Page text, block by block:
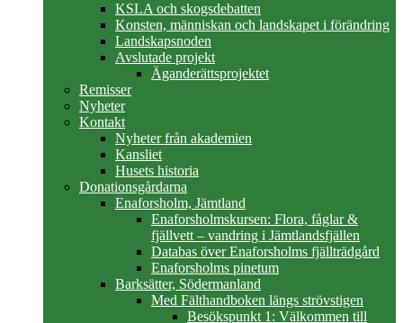
KSLA och skogsdebatten
Konsten, människan och landskapet i förändring
Landskapsnoden
Avslutade projekt
Äganderättsprojektet
Remisser
Nyheter
Kontakt
Nyheter från akademien
Kansliet
Husets historia
Donationsgårdarna
Enaforsholm, Jämtland
Enaforsholmskursen: Flora, fåglar &
fjällvett – vandring i Jämtlandsfjällen
Databas över Enaforsholms fjällträdgård
Enaforsholms pinetum
Barksätter, Södermanland
Med Fälthandboken längs strövstigen
Besökspunkt 1: Välkommen till